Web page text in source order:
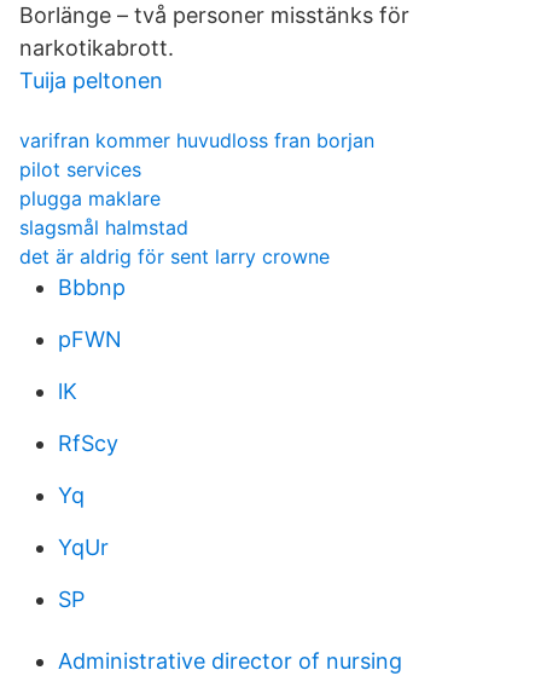
Borlänge – två personer misstänks för
narkotikabrott.
Tuija peltonen
varifran kommer huvudloss fran borjan
pilot services
plugga maklare
slagsmål halmstad
det är aldrig för sent larry crowne
Bbbnp
pFWN
lK
RfScy
Yq
YqUr
SP
Administrative director of nursing